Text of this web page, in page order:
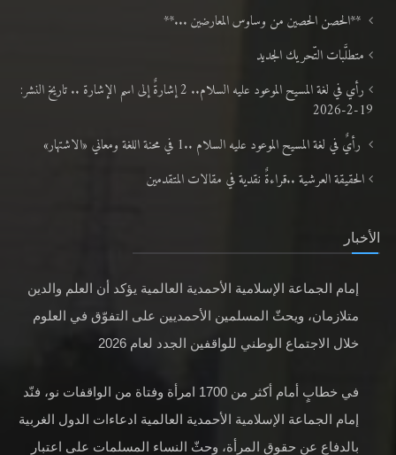
**الحصن الحصين من وساوس المعارضين ...**
متطلَّبات التّحريك الجديد
رأي في لغة المسيح الموعود عليه السلام.. 2 إشارةٌ إلى اسم الإشارة .. تاريخ النشر:
19-2-2026
رأيٌ في لغة المسيح الموعود عليه السلام ..1 في محنة اللغة ومعاني «الاشتهار»
الحقيقة العرشية ..قراءةٌ نقدية في مقالات المتقدمين
الأخبار
إمام الجماعة الإسلامية الأحمدية العالمية يؤكد أن العلم والدين
متلازمان، ويحثّ المسلمين الأحمديين على التفوّق في العلوم
خلال الاجتماع الوطني للواقفين الجدد لعام 2026
في خطابٍ أمام أكثر من 1700 امرأة وفتاة من الواقفات نو، فنّد
إمام الجماعة الإسلامية الأحمدية العالمية ادعاءات الدول الغربية
بالدفاع عن حقوق المرأة، وحثّ النساء المسلمات على اعتبار